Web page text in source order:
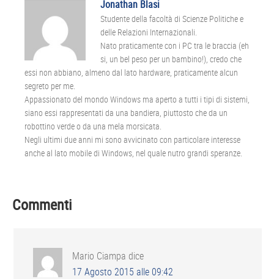
Jonathan Blasi
Studente della facoltà di Scienze Politiche e
delle Relazioni Internazionali.
Nato praticamente con i PC tra le braccia (eh
si, un bel peso per un bambino!), credo che
essi non abbiano, almeno dal lato hardware, praticamente alcun
segreto per me.
Appassionato del mondo Windows ma aperto a tutti i tipi di sistemi,
siano essi rappresentati da una bandiera, piuttosto che da un
robottino verde o da una mela morsicata.
Negli ultimi due anni mi sono avvicinato con particolare interesse
anche al lato mobile di Windows, nel quale nutro grandi speranze.
Interazioni
lettore
Commenti
Mario Ciampa dice
17 Agosto 2015 alle 09:42